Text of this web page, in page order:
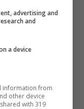
queste
ma anche
e serietà
faro di
advertising and
and
a device
information from
other device
with 319